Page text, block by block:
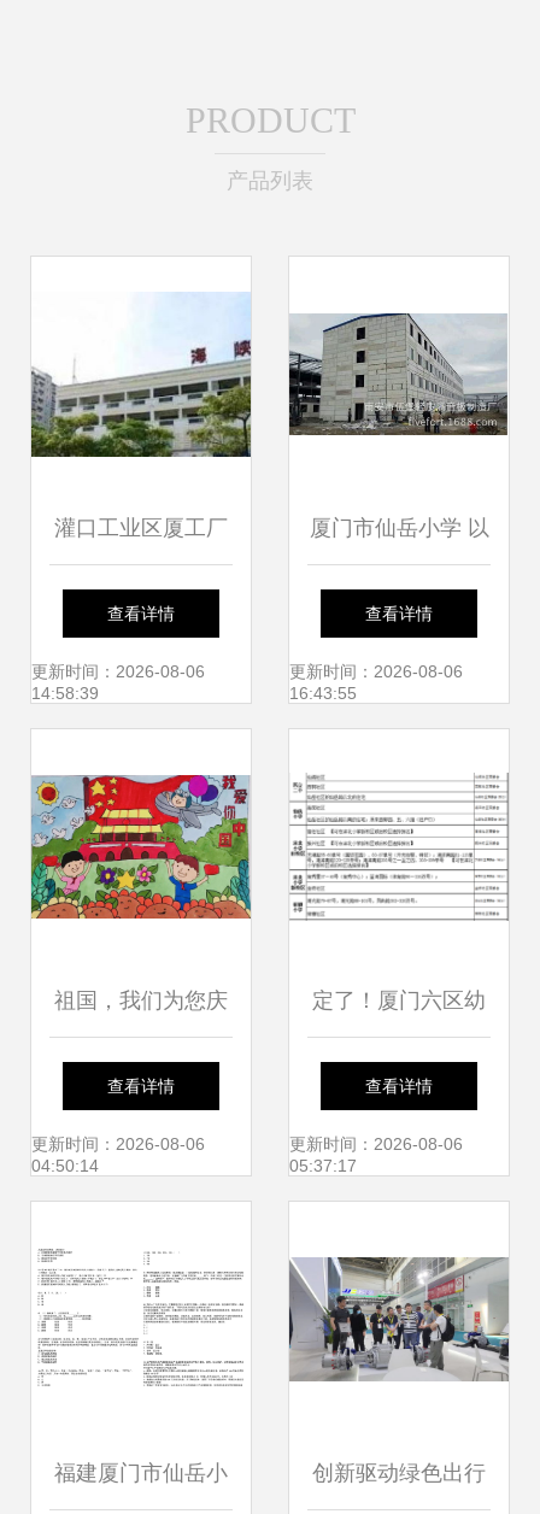
PRODUCT
产品列表
灌口工业区厦工厂
房对面铁山单身公
寓，多套出租，临
查看详情
更新时间：2026-08-06
14:58:39
厦门市仙岳小学 以
优质教育环境，守
护学生健康成长
查看详情
更新时间：2026-08-06
16:43:55
祖国，我们为您庆
生——记厦门市仙
岳小学2020年国庆
查看详情
更新时间：2026-08-06
04:50:14
定了！厦门六区幼
儿园+小学+初中最
新招生划片出炉，
读哪所学校——以
厦门市仙岳小学为
查看详情
更新时间：2026-08-06
05:37:17
福建厦门市仙岳小 创新驱动绿色出行